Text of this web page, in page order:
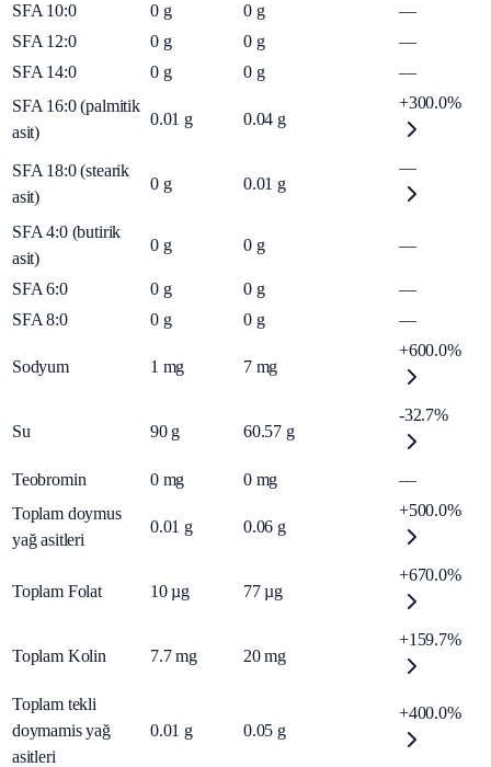
SFA 10:0 0 g 0 g
—
SFA 12:0
0 g 0 g
—
SFA 14:0
0 g 0 g
—
SFA 16:0 (palmitik
asit)
0.01 g 0.04 g
+300.0%
SFA 18:0 (stearik
asit)
0 g 0.01 g
—
SFA 4:0 (butirik
asit)
0 g 0 g —
SFA 6:0 0 g 0 g
—
SFA 8:0
0 g 0 g —
Sodyum 1 mg 7 mg
+600.0%
Su 90 g 60.57 g
-32.7%
Teobromin 0 mg 0 mg
—
Toplam doymus
yağ asitleri
0.01 g 0.06 g
+500.0%
Toplam Folat 10 µg 77 µg
+670.0%
Toplam Kolin 7.7 mg 20 mg
+159.7%
Toplam tekli
doymamis yağ
asitleri
0.01 g 0.05 g
+400.0%